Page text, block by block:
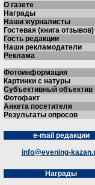
О газете
Награды
Наши журналисты
Гостевая (книга отзывов)
Гость редакции
Наши рекламодатели
Реклама
Фотоинформация
Картинки с натуры
Субъективный объектив
Фотофакт
Анкета посетителя
Результаты опросов
e-mail редакции
info@evening-
Награды